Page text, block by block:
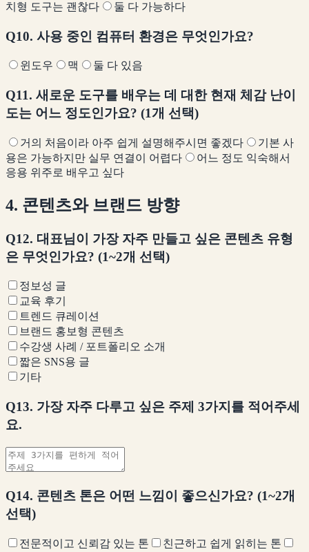
치형 도구는 괜찮다 둘 다 가능하다
Q10. 사용 중인 컴퓨터 환경은 무엇인가요?
윈도우 맥 둘 다 있음
Q11. 새로운 도구를 배우는 데 대한 현재 체감 난이
도는 어느 정도인가요? (1개 선택)
거의 처음이라 아주 쉽게 설명해주시면 좋겠다
기본 사
용은 가능하지만 실무 연결이 어렵다
어느 정도 익숙해서
응용 위주로 배우고 싶다
4. 콘텐츠와 브랜드 방향
Q12. 대표님이 가장 자주 만들고 싶은 콘텐츠 유형
은 무엇인가요? (1~2개 선택)
정보성 글
교육 후기
트렌드 큐레이션
브랜드 홍보형 콘텐츠
수강생 사례 / 포트폴리오 소개
짧은 SNS용 글
기타
Q13. 가장 자주 다루고 싶은 주제 3가지를 적어주세
요.
Q14. 콘텐츠 톤은 어떤 느낌이 좋으신가요? (1~2개
선택)
전문적이고 신뢰감 있는 톤
친근하고 쉽게 읽히는 톤